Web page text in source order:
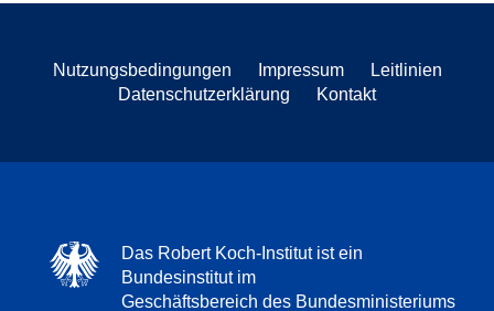
Nutzungsbedingungen Impressum
Leitlinien
Datenschutzerklärung
Kontakt
Das Robert Koch-Institut ist ein
Bundesinstitut im
Geschäftsbereich des Bundesministeriums